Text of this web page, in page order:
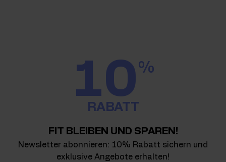
10%
RABATT
FIT BLEIBEN UND SPAREN!
Newsletter abonnieren: 10% Rabatt sichern und
exklusive Angebote erhalten!